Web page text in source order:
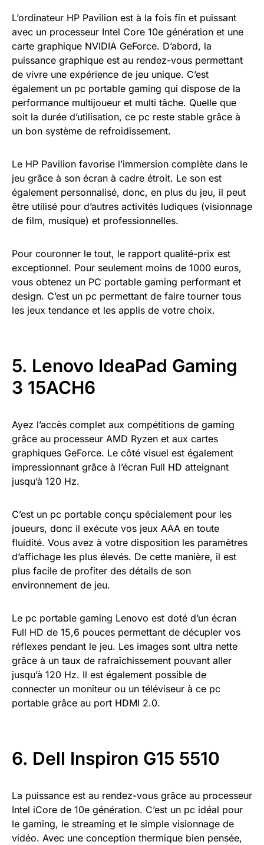
L’ordinateur HP Pavilion est à la fois fin et puissant
avec un processeur Intel Core 10e génération et une
carte graphique NVIDIA GeForce. D’abord, la
puissance graphique est au rendez-vous permettant
de vivre une expérience de jeu unique. C’est
également un pc portable gaming qui dispose de la
performance multijoueur et multi tâche. Quelle que
soit la durée d’utilisation, ce pc reste stable grâce à
un bon système de refroidissement.
Le HP Pavilion favorise l’immersion complète dans le
jeu grâce à son écran à cadre étroit. Le son est
également personnalisé, donc, en plus du jeu, il peut
être utilisé pour d’autres activités ludiques (visionnage
de film, musique) et professionnelles.
Pour couronner le tout, le rapport qualité-prix est
exceptionnel. Pour seulement moins de 1000 euros,
vous obtenez un PC portable gaming performant et
design. C’est un pc permettant de faire tourner tous
les jeux tendance et les applis de votre choix.
5. Lenovo IdeaPad Gaming
3 15ACH6
Ayez l’accès complet aux compétitions de gaming
grâce au processeur AMD Ryzen et aux cartes
graphiques GeForce. Le côté visuel est également
impressionnant grâce à l’écran Full HD atteignant
jusqu’à 120 Hz.
C’est un pc portable conçu spécialement pour les
joueurs, donc il exécute vos jeux AAA en toute
fluidité. Vous avez à votre disposition les paramètres
d’affichage les plus élevés. De cette manière, il est
plus facile de profiter des détails de son
environnement de jeu.
Le pc portable gaming Lenovo est doté d’un écran
Full HD de 15,6 pouces permettant de décupler vos
réflexes pendant le jeu. Les images sont ultra nette
grâce à un taux de rafraîchissement pouvant aller
jusqu’à 120 Hz. Il est également possible de
connecter un moniteur ou un téléviseur à ce pc
portable grâce au port HDMI 2.0.
6. Dell Inspiron G15 5510
La puissance est au rendez-vous grâce au processeur
Intel iCore de 10e génération. C’est un pc idéal pour
le gaming, le streaming et le simple visionnage de
vidéo. Avec une conception thermique bien pensée,